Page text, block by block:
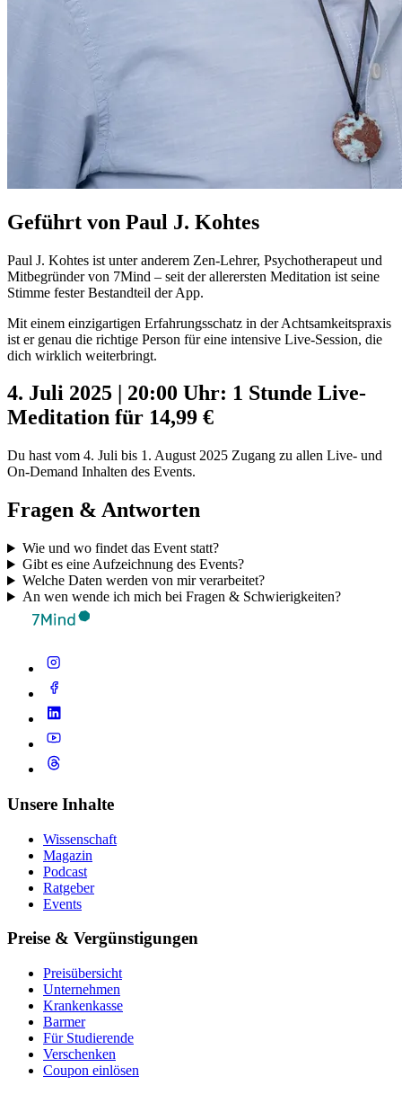
Geführt von Paul J. Kohtes
Paul J. Kohtes ist unter anderem Zen-Lehrer, Psychotherapeut und
Mitbegründer von 7Mind – seit der allerersten Meditation ist seine
Stimme fester Bestandteil der App.
Mit einem einzigartigen Erfahrungsschatz in der Achtsamkeitspraxis
ist er genau die richtige Person für eine intensive Live-Session, die
dich wirklich weiterbringt.
4. Juli 2025 | 20:00 Uhr: 1 Stunde Live-
Meditation für 14,99 €
Du hast vom 4. Juli bis 1. August 2025 Zugang zu allen Live- und
On-Demand Inhalten des Events.
Fragen & Antworten
Wie und wo findet das Event statt?
Gibt es eine Aufzeichnung des Events?
Welche Daten werden von mir verarbeitet?
An wen wende ich mich bei Fragen & Schwierigkeiten?
Unsere Inhalte
Wissenschaft
Magazin
Podcast
Ratgeber
Events
Preise & Vergünstigungen
Preisübersicht
Unternehmen
Krankenkasse
Barmer
Für Studierende
Ver­schen­ken
Coupon einlösen